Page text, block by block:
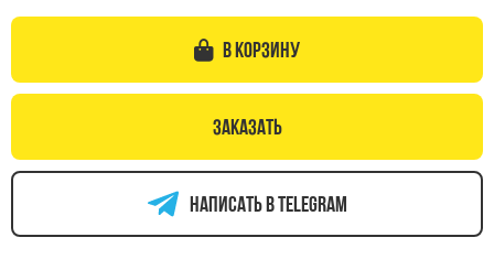
Памятники из гранита Лезниковский
Памятники из гранита Мансуровский
Памятники из гранита Масловский
Памятники из гранита Токовский
Арочные памятники
Памятники Крест
В корзину
Заказать
Написать в telegram